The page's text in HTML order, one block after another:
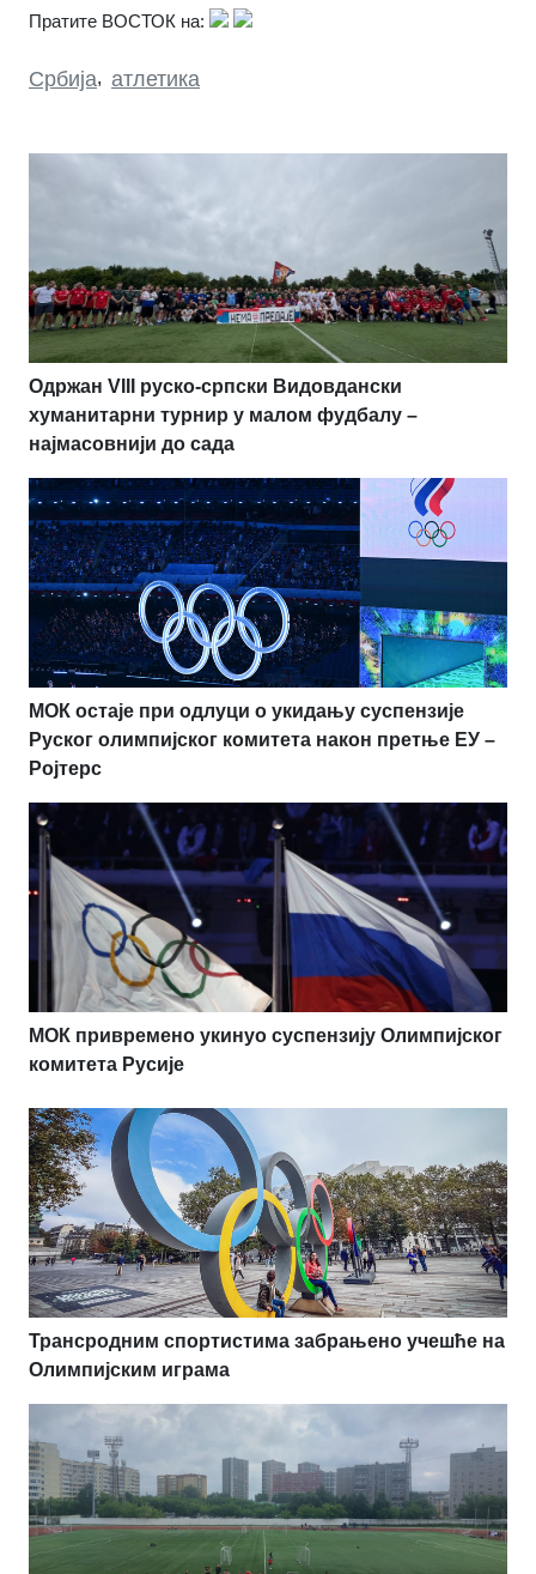
Пратите ВОСТОК на:
Србија, атлетика
Одржан VIII руско-српски Видовдански
хуманитарни турнир у малом фудбалу –
најмасовнији до сада
МОК остаје при одлуци о укидању суспензије
Руског олимпијског комитета након претње ЕУ –
Ројтерс
МОК привремено укинуо суспензију Олимпијског
комитета Русије
Трансродним спортистима забрањено учешће на
Олимпијским играма